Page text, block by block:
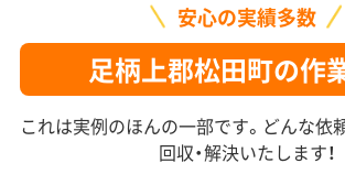
安心の実績多数
足柄上郡松田町の作
これは実例のほんの一部です。どんな依
回収・解決いたします！